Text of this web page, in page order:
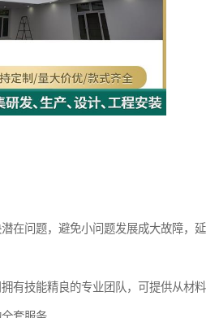
在问题，避免小问题发展成大故障，延
有技能精良的专业团队，可提供从材料